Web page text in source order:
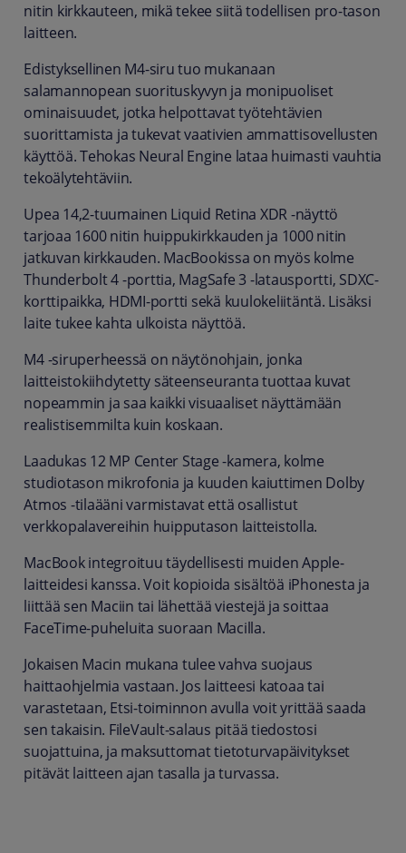
nitin kirkkauteen, mikä tekee siitä todellisen pro-tason
laitteen.
Edistyksellinen M4-siru tuo mukanaan
salamannopean suorituskyvyn ja monipuoliset
ominaisuudet, jotka helpottavat työtehtävien
suorittamista ja tukevat vaativien ammattisovellusten
käyttöä. Tehokas Neural Engine lataa huimasti vauhtia
tekoälytehtäviin.
Upea 14,2-tuumainen Liquid Retina XDR -näyttö
tarjoaa 1600 nitin huippukirkkauden ja 1000 nitin
jatkuvan kirkkauden. MacBookissa on myös kolme
Thunderbolt 4 -porttia, MagSafe 3 -latausportti, SDXC-
korttipaikka, HDMI-portti sekä kuulokeliitäntä. Lisäksi
laite tukee kahta ulkoista näyttöä.
M4 -siruperheessä on näytönohjain, jonka
laitteistokiihdytetty säteenseuranta tuottaa kuvat
nopeammin ja saa kaikki visuaaliset näyttämään
realistisemmilta kuin koskaan.
Laadukas 12 MP Center Stage -kamera, kolme
studiotason mikrofonia ja kuuden kaiuttimen Dolby
Atmos -tilaääni varmistavat että osallistut
verkkopalavereihin huipputason laitteistolla.
MacBook integroituu täydellisesti muiden Apple-
laitteidesi kanssa. Voit kopioida sisältöä iPhonesta ja
liittää sen Maciin tai lähettää viestejä ja soittaa
FaceTime-puheluita suoraan Macilla.
Jokaisen Macin mukana tulee vahva suojaus
haittaohjelmia vastaan. Jos laitteesi katoaa tai
varastetaan, Etsi-toiminnon avulla voit yrittää saada
sen takaisin. FileVault-salaus pitää tiedostosi
suojattuina, ja maksuttomat tietoturvapäivitykset
pitävät laitteen ajan tasalla ja turvassa.